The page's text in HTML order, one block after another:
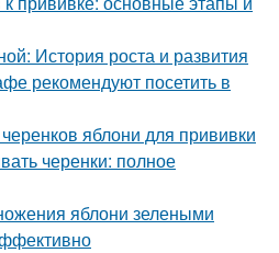
История роста и развития
рекомендуют посетить в
яблони для прививки
черенки: полное
яблони зелеными